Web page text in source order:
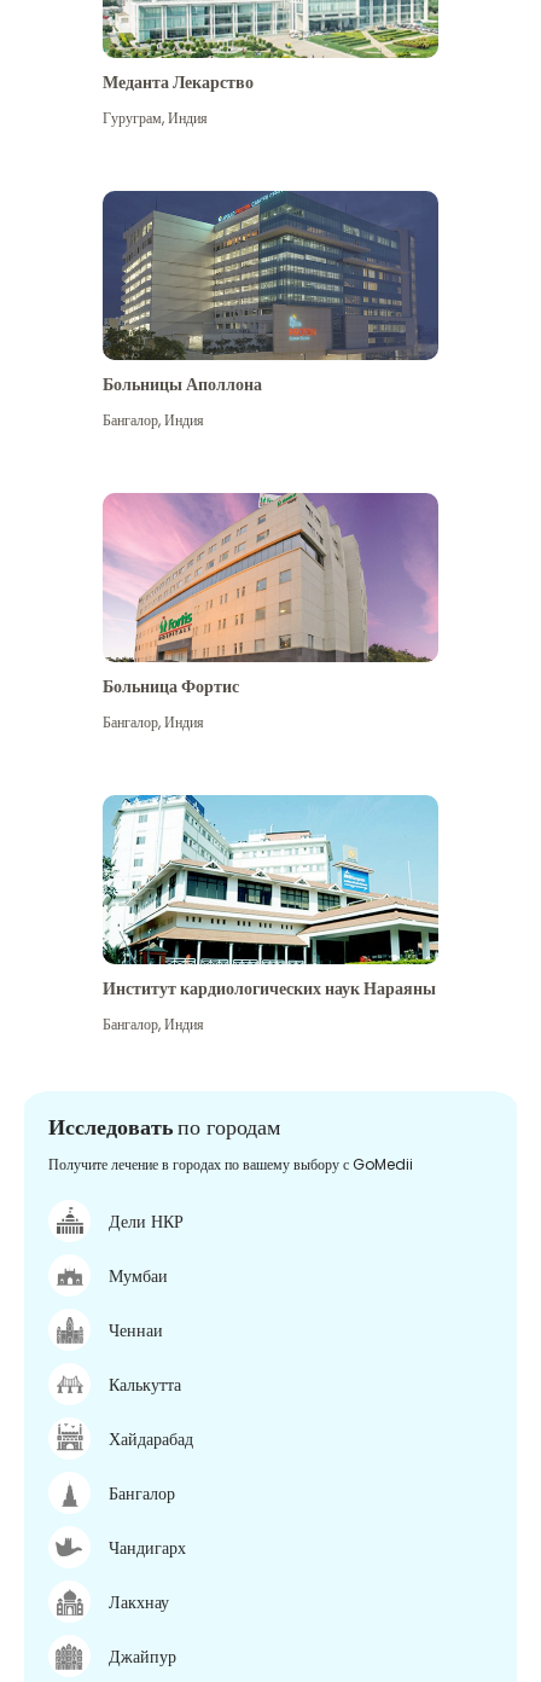
Посмотреть больше
Меданта Лекарство
Гуруграм,Индия
Больницы Аполлона
Бангалор,Индия
Больница Фортис
Бангалор,Индия
Институт кардиологических наук Нараяны
Бангалор,Индия
Исследоватьпо городам
Получите лечение в городах по вашему выбору с GoMedii
Дели НКР
Мумбаи
Ченнаи
Калькутта
Хайдарабад
Бангалор
Чандигарх
Лакхнау
Джайпур